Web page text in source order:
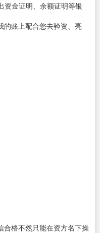
资金证明、余额证明等银
的账上配合您去验资、亮
合格不然只能在资方名下操